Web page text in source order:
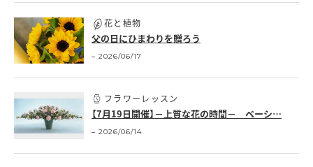
花と植物
父の日にひまわりを贈ろう
2026/06/17
フラワーレッスン
【7月19日開催】－上質な花の時間－ ベーシ…
2026/06/14